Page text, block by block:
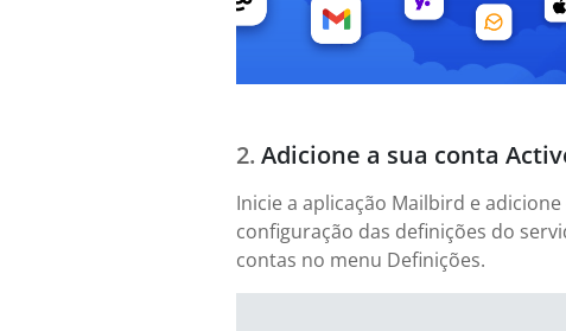
Adicione a sua conta
Inicie a aplicação Mailbird e
configuração das definições do
contas no menu Definições.